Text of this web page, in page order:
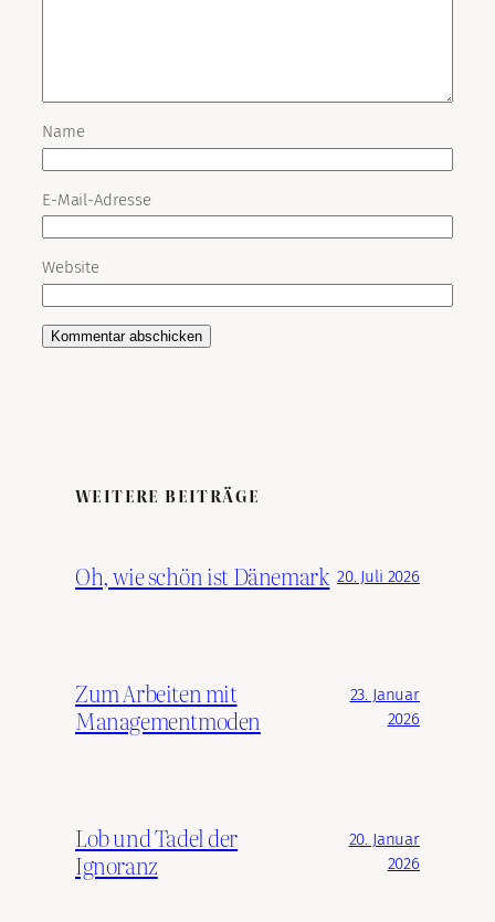
Name
E-Mail-Adresse
Website
WEITERE BEITRÄGE
Oh, wie schön ist Dänemark 20. Juli 2026
Zum Arbeiten mit
Managementmoden
23. Januar
2026
Lob und Tadel der
Ignoranz
20. Januar
2026